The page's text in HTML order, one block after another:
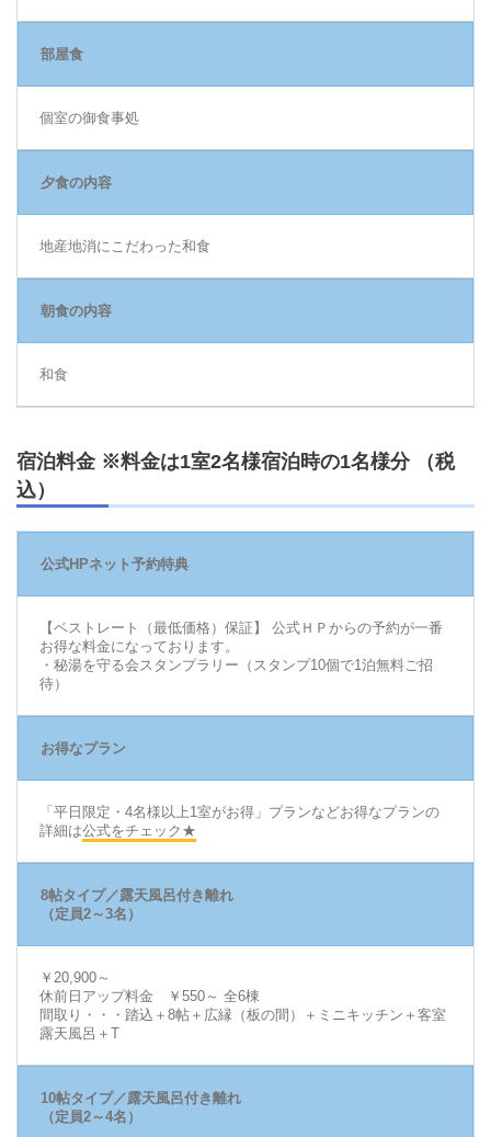
部屋食
個室の御食事処
夕食の内容
地産地消にこだわった和食
朝食の内容
和食
宿泊料金 ※料金は1室2名様宿泊時の1名様分 （税
込）
公式HPネット予約特典
【ベストレート（最低価格）保証】 公式ＨＰからの予約が一番
お得な料金になっております。
・秘湯を守る会スタンプラリー（スタンプ10個で1泊無料ご招
待）
お得なプラン
「平日限定・4名様以上1室がお得」プランなどお得なプランの
詳細は公式をチェック★
8帖タイプ／露天風呂付き離れ
（定員2～3名）
￥20,900～
休前日アップ料金 ￥550～ 全6棟
間取り・・・踏込＋8帖＋広縁（板の間）＋ミニキッチン＋客室
露天風呂＋T
10帖タイプ／露天風呂付き離れ
（定員2～4名）